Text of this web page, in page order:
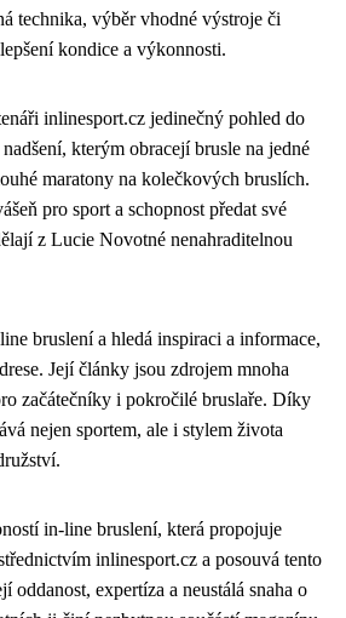
technika, výběr vhodné výstroje či
kondice a výkonnosti.
inlinesport.cz jedinečný pohled do
kterým obracejí brusle na jedné
maratony na kolečkových bruslích.
pro sport a schopnost předat své
z Lucie Novotné nenahraditelnou
bruslení a hledá inspiraci a informace,
Její články jsou zdrojem mnoha
začátečníky i pokročilé bruslaře. Díky
nejen sportem, ale i stylem života
in-line bruslení, která propojuje
inlinesport.cz a posouvá tento
oddanost, expertíza a neustálá snaha o